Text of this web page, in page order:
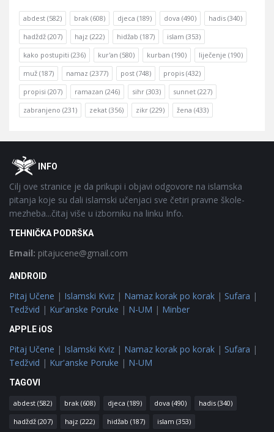
abdest (582) brak (608) djeca (189) dova (490) hadis (340)
hadždž (207) hajz (222) hidžab (187) islam (353)
kako postupiti (236) kur'an (580) kurban (190) liječenje (190)
muž (187) namaz (2377) post (748) propis (432)
propisi (207) ramazan (246) sihr (303) sunnet (227)
zabranjeno (231) zekat (356) zikr (229) žena (433)
FooterOINFO
Cilj ove stranice je da prikupi i objavi odgovore na islamska
pitanja koje su dali islamski učenjaci sve četiri pravne škole-
mezheba...čitaj više u izborniku na linku Info.
TEHNIČKA PODRŠKA
Email: pitajucene@gmail.com
ANDROID
Pitaj Učene | Islamski Kviz | Namaz korak po korak | Sufara |
Tedžvid | Kur'anske Poruke | N-UM | Minber
APPLE iOS
Pitaj Učene | Islamski Kviz | Namaz korak po korak | Sufara |
Tedžvid | Kur'anske Poruke | N-UM
TAGOVI
abdest (582) brak (608) djeca (189) dova (490) hadis (340)
hadždž (207) hajz (222) hidžab (187) islam (353)